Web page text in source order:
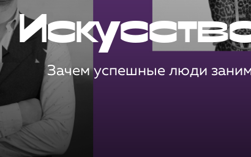
Зачем успешные люди